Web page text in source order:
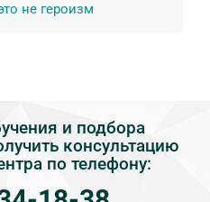
не героизм
и подбора
консультацию
по телефону: